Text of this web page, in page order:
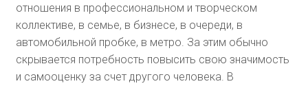
отношения в профессиональном и творческом
коллективе, в семье, в бизнесе, в очереди, в
автомобильной пробке, в метро. За этим обычно
скрывается потребность повысить свою значимость
и самооценку за счет другого человека. В